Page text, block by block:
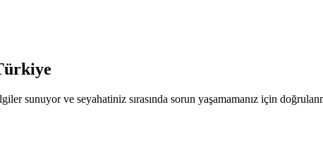
sunuyor ve seyahatiniz sırasında sorun yaşamamanız için